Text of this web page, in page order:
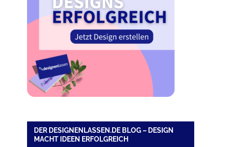
DER DESIGNENLASSEN.DE BLOG – DESIGN
MACHT IDEEN ERFOLGREICH